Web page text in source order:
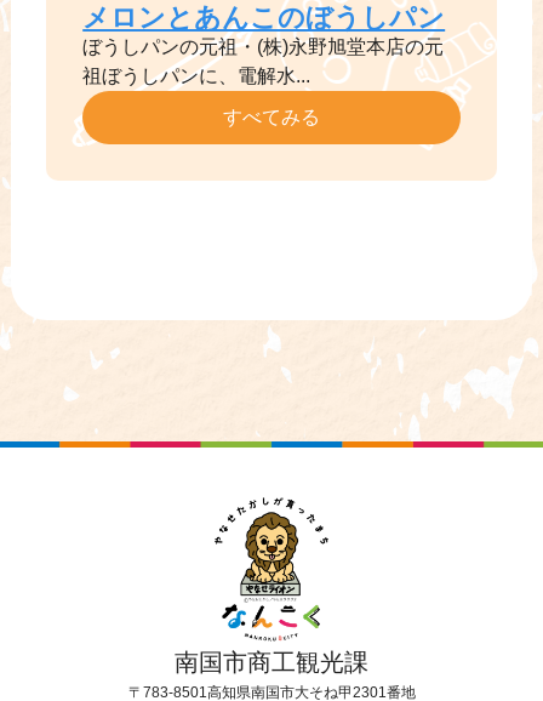
メロンとあんこのぼうしパン
ぼうしパンの元祖・(株)永野旭堂本店の元
祖ぼうしパンに、電解水...
すべてみる
南国市商工観光課
〒783-8501高知県南国市大そね甲2301番地